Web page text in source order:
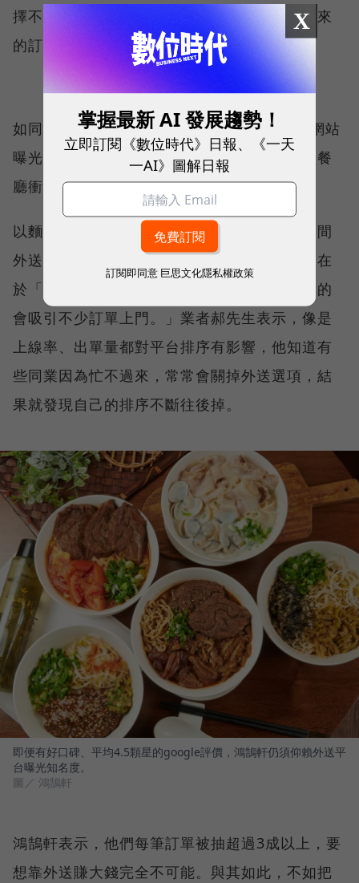
擇不同平台降低了「抽成成本」，實際轉換出來
的訂單量卻有限。
如同Google掌握了網路關鍵字排序，能影響網站
曝光度。外送平台的「版位」競逐戰，對小型餐
廳衝擊日益劇烈。
以麵點小酒館名店「鴻鵠軒」為例，原本和兩間
外送業者都有合作，最後僅和一家簽約，原因在
於「獨家約和新業者的版位排序最好，每天真的
會吸引不少訂單上門。」業者郝先生表示，像是
上線率、出單量都對平台排序有影響，他知道有
些同業因為忙不過來，常常會關掉外送選項，結
果就發現自己的排序不斷往後掉。
即便有好口碑、平均4.5顆星的google評價，鴻鵠軒仍須仰賴外送平
台曝光知名度。
圖／ 鴻鵠軒
鴻鵠軒表示，他們每筆訂單被抽超過3成以上，要
想靠外送賺大錢完全不可能。與其如此，不如把
X
掌握最新 AI 發展趨勢！
立即訂閱《數位時代》日報、《一天
一AI》圖解日報
訂閱即同意 巨思文化隱私權政策